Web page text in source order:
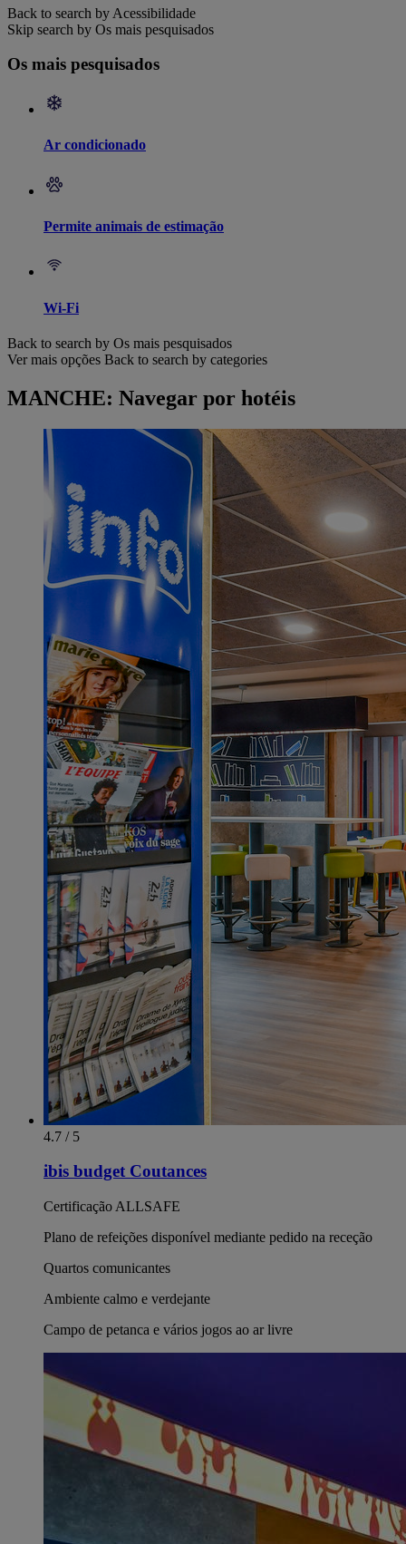
Back to search by Acessibilidade
Skip search by Os mais pesquisados
Os mais pesquisados
Ar condicionado
Permite animais de estimação
Wi-Fi
Back to search by Os mais pesquisados
Ver mais opções Back to search by categories
MANCHE: Navegar por hotéis
4.7 / 5
ibis budget Coutances
Certificação ALLSAFE
Plano de refeições disponível mediante pedido na receção
Quartos comunicantes
Ambiente calmo e verdejante
Campo de petanca e vários jogos ao ar livre